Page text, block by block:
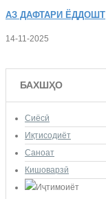
АЗ ДАФТАРИ ЁДДОШТ
14-11-2025
БАХШҲО
Сиёсӣ
Иқтисодиёт
Саноат
Кишоварзӣ